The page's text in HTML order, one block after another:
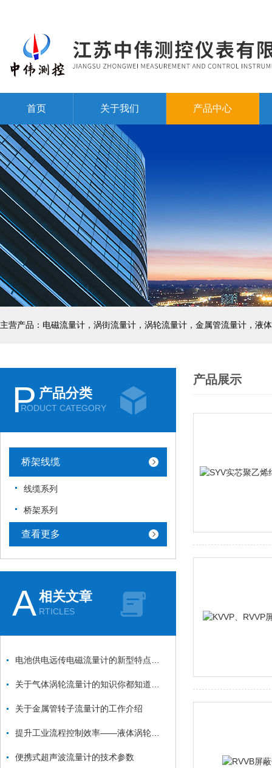
首页 关于我们 产品中心
主营产品：电磁流量计，涡街流量计，涡轮流量计，金属管流量计，液
P 产品分类
RODUCT CATEGORY
桥架线缆
线缆系列
桥架系列
查看更多
A相关文章
RTICLES
关于金属管转子流量计的工作介绍
便携式超声波流量计的技术参数
产品展示